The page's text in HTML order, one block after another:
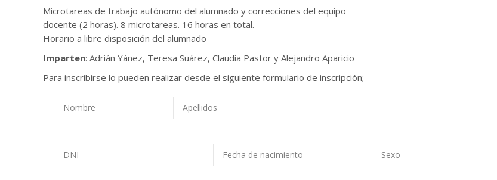
Microtareas de trabajo autónomo del alumnado y correcciones del equipo
docente (2 horas). 8 microtareas. 16 horas en total.
Horario a libre disposición del alumnado
Imparten: Adrián Yánez, Teresa Suárez, Claudia Pastor y Alejandro Aparicio
Para inscribirse lo pueden realizar desde el siguiente formulario de inscripción;